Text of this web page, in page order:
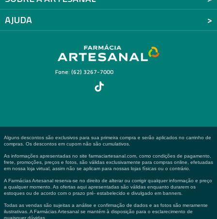
AJUDA
Fone: (62) 3267-7000
Alguns descontos são exclusivos para sua primeira compra e serão aplicados no carrinho de
compras. Os descontos em cupom não são cumulativos.
As informações apresentadas no site farmaciartesanal.com, como condições de pagamento,
frete, promoções, preços e fotos, são válidas exclusivamente para compras online, efetuadas
em nossa loja virtual, assim não se aplicam para nossas lojas físicas ou o contrário.
A Farmácias Artesanal reserva-se no direito de alterar ou corrigir qualquer informação e preço
a qualquer momento. As ofertas aqui apresentadas são válidas enquanto durarem os
estoques ou de acordo com o prazo pré- estabelecido e divulgado em banners.
Todas as vendas são sujeitas a análise e confirmação de dados e as fotos são meramente
ilustrativas. A Farmácias Artesanal se mantém à disposição para o esclarecimento de
quaisquer dúvidas.